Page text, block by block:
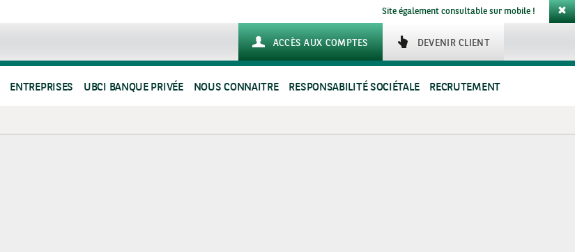
Site également consultable sur mobile !
DEVENIR CLIENT
ACCÈS AUX COMPTES
ENTREPRISES UBCI BANQUE PRIVÉE NOUS CONNAITRE RESPONSABILITÉ SOCIÉTALE RECRUTEMENT